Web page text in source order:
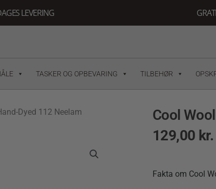
LEVERING
TASKER OG OPBEVARING TILBEHØR
Dyed 112 Neelam
Cool
129,00 kr.
Fakta om Cool